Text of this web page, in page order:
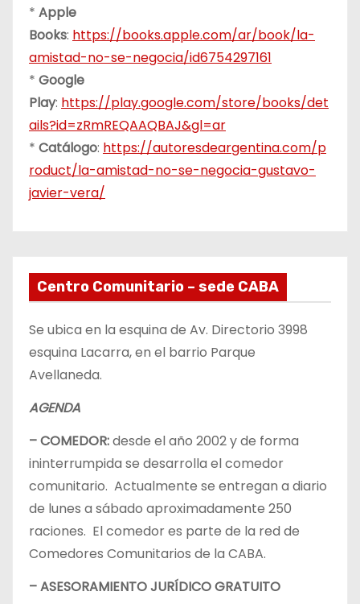
* Apple
Books: https://books.apple.com/ar/book/la-
amistad-no-se-negocia/id6754297161
* Google
Play: https://play.google.com/store/books/det
ails?id=zRmREQAAQBAJ&gl=ar
* Catálogo: https://autoresdeargentina.com/p
roduct/la-amistad-no-se-negocia-gustavo-
javier-vera/
Centro Comunitario – sede CABA
Se ubica en la esquina de Av. Directorio 3998
esquina Lacarra, en el barrio Parque
Avellaneda.
AGENDA
– COMEDOR:desde el año 2002 y de forma
ininterrumpida se desarrolla el comedor
comunitario. Actualmente se entregan a diario
de lunes a sábado aproximadamente 250
raciones. El comedor es parte de la red de
Comedores Comunitarios de la CABA.
– ASESORAMIENTO JURÍDICO GRATUITO